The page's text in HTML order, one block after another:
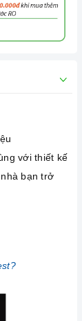
với thiết kế
nhà bạn trở